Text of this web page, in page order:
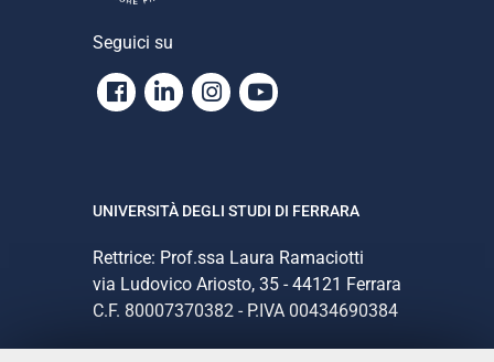
Seguici su
Facebook
LinkedinInstagram
Youtube
UNIVERSITÀ DEGLI STUDI DI FERRARA
Rettrice: Prof.ssa Laura Ramaciotti
via Ludovico Ariosto, 35 - 44121 Ferrara
C.F. 80007370382 - P.IVA 00434690384